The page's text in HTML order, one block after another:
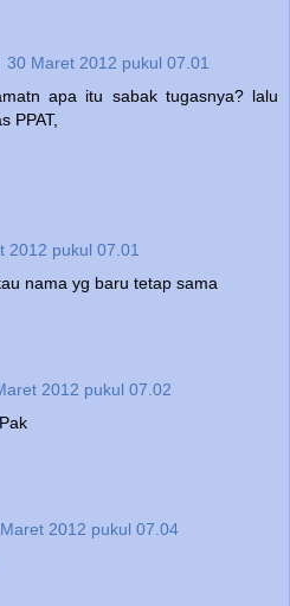
30 Maret 2012 pukul 07.01
apa itu sabak tugasnya? lalu
PPAT,
2012 pukul 07.01
nama yg baru tetap sama
2012 pukul 07.02
2012 pukul 07.04